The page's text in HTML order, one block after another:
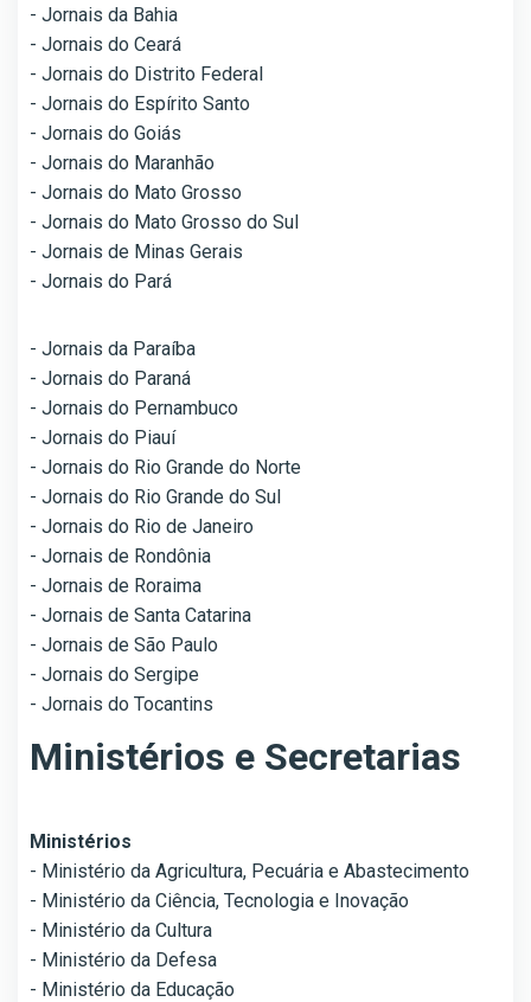
- Jornais da Bahia
- Jornais do Ceará
- Jornais do Distrito Federal
- Jornais do Espírito Santo
- Jornais do Goiás
- Jornais do Maranhão
- Jornais do Mato Grosso
- Jornais do Mato Grosso do Sul
- Jornais de Minas Gerais
- Jornais do Pará
- Jornais da Paraíba
- Jornais do Paraná
- Jornais do Pernambuco
- Jornais do Piauí
- Jornais do Rio Grande do Norte
- Jornais do Rio Grande do Sul
- Jornais do Rio de Janeiro
- Jornais de Rondônia
- Jornais de Roraima
- Jornais de Santa Catarina
- Jornais de São Paulo
- Jornais do Sergipe
- Jornais do Tocantins
Ministérios e Secretarias
Ministérios
- Ministério da Agricultura, Pecuária e Abastecimento
- Ministério da Ciência, Tecnologia e Inovação
- Ministério da Cultura
- Ministério da Defesa
- Ministério da Educação